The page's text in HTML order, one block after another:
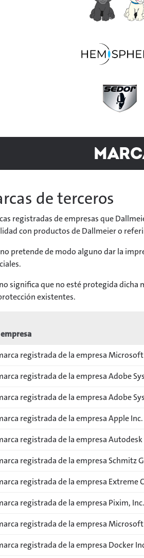
de terceros
registradas de empresas que
con productos de Dallmeier o
pretende de modo alguno dar la
significa que no esté protegida
existentes.
registrada de la empresa
registrada de la empresa Adobe
registrada de la empresa Adobe
registrada de la empresa Apple
registrada de la empresa
registrada de la empresa Schmitz
registrada de la empresa Extreme
registrada de la empresa Pixim,
registrada de la empresa
registrada de la empresa Docker